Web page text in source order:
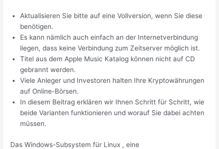
Aktualisieren Sie bitte auf eine Vollversion, wenn Sie diese
benötigen.
Es kann nämlich auch einfach an der Internetverbindung
liegen, dass keine Verbindung zum Zeitserver möglich ist.
Titel aus dem Apple Music Katalog können nicht auf CD
gebrannt werden.
Viele Anleger und Investoren halten Ihre Kryptowährungen
auf Online-Börsen.
In diesem Beitrag erklären wir Ihnen Schritt für Schritt, wie
beide Varianten funktionieren und worauf Sie dabei achten
müssen.
Das Windows-Subsystem für Linux , eine